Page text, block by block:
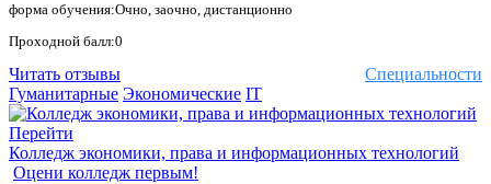
форма обучения:Очно, заочно, дистанционно
Проходной балл:0
Специальности
Читать отзывы
Гуманитарные Экономические IT
Перейти
Колледж экономики, права и информационных технологий
Оцени колледж первым!